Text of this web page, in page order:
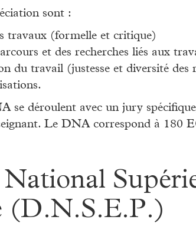
sont :
travaux (formelle et critique)
et des recherches liés aux
du travail (justesse et diversité des
se déroulent avec un jury
Le DNA correspond à 180
(D.N.S.E.P.)